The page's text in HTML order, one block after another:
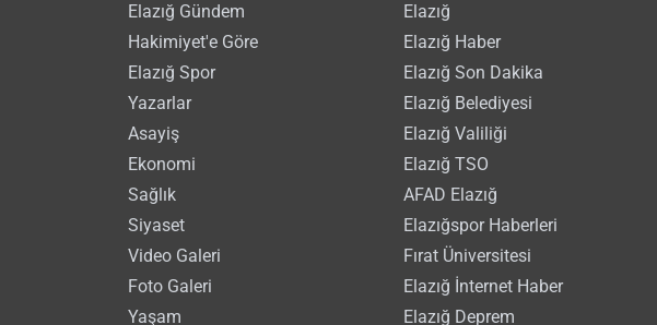
Elazığ Gündem
Hakimiyet'e Göre
Elazığ Spor
Yazarlar
Asayiş
Ekonomi
Sağlık
Siyaset
Video Galeri
Foto Galeri
Yaşam
Elazığ
Elazığ Haber
Elazığ Son Dakika
Elazığ Belediyesi
Elazığ Valiliği
Elazığ TSO
AFAD Elazığ
Elazığspor Haberleri
Fırat Üniversitesi
Elazığ İnternet Haber
Elazığ Deprem